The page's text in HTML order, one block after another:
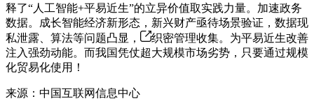
释了“人工智能+平易近生”的立异价值取实践力量。加速政务
数据。成长智能经济新形态，新兴财产亟待场景验证，数据现
私泄露、算法等问题凸显，
织密管理收集。为平易近生改善
注入强劲动能。而我国凭仗超大规模市场劣势，只要通过规模
化贸易化使用！
来源：中国互联网信息中心